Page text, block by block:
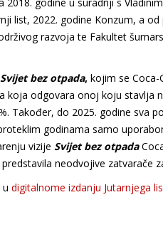
list, 2022. godine Konzum, a
razvoja te Fakultet
Svijet bez otpada, kojim se
koja odgovara onoj koju stavlja
Također, do 2025. godine sva
godinama samo
vizije Svijet bez otpada
neodvojive zatvarače
u digitalnome izdanju Jutarnjega